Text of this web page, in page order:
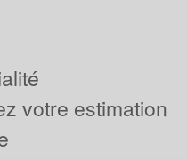
votre estimation